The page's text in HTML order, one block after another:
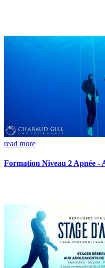
read more
Formation Niveau 2 Apnée